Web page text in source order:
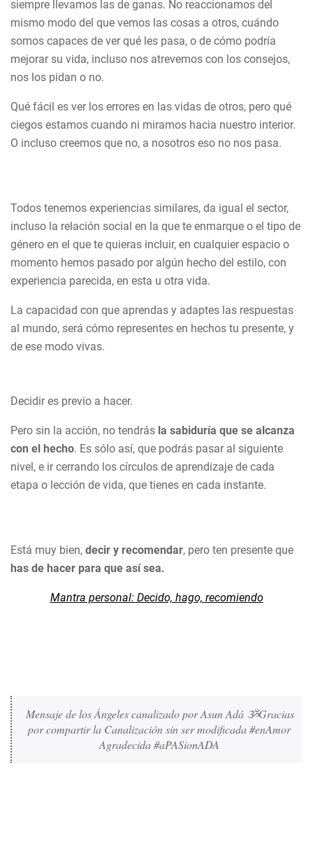
siempre llevamos las de ganas. No reaccionamos del
mismo modo del que vemos las cosas a otros, cuándo
somos capaces de ver qué les pasa, o de cómo podría
mejorar su vida, incluso nos atrevemos con los consejos,
nos los pidan o no.
Qué fácil es ver los errores en las vidas de otros, pero qué
ciegos estamos cuando ni miramos hacia nuestro interior.
O incluso creemos que no, a nosotros eso no nos pasa.
Todos tenemos experiencias similares, da igual el sector,
incluso la relación social en la que te enmarque o el tipo de
género en el que te quieras incluir, en cualquier espacio o
momento hemos pasado por algún hecho del estilo, con
experiencia parecida, en esta u otra vida.
La capacidad con que aprendas y adaptes las respuestas
al mundo, será cómo representes en hechos tu presente, y
de ese modo vivas.
Decidir es previo a hacer.
Pero sin la acción, no tendrás la sabiduría que se alcanza
con el hecho. Es sólo así, que podrás pasar al siguiente
nivel, e ir cerrando los círculos de aprendizaje de cada
etapa o lección de vida, que tienes en cada instante.
Está muy bien, decir y recomendar, pero ten presente que
has de hacer para que así sea.
Mantra personal: Decido, hago, recomiendo
Mensaje de los Ángeles canalizado por Asun Adá ૐGracias
por compartir la Canalización sin ser modificada #enAmor
Agradecida #aPASionADA